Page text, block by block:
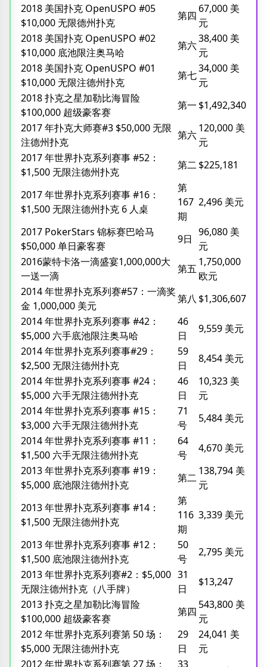
2018 美国扑克 OpenUSPO #05
$10,000 无限德州扑克
第四
67,000 美
元
2018 美国扑克 OpenUSPO #02
$10,000 底池限注奥马哈
第六
38,400 美
元
2018 美国扑克 OpenUSPO #01
$10,000 无限注德州扑克
第七
34,000 美
元
2018 扑克之星加勒比海冒险
$100,000 超级豪客赛
第一 $1,492,340
2017 年扑克大师赛#3 $50,000 无限
注德州扑克
第六
120,000 美
元
2017 年世界扑克系列赛事 #52：
$1,500 无限注德州扑克
第二$225,181
2017 年世界扑克系列赛事 #16：
$1,500 无限注德州扑克 6 人桌
第
167
期
2,496 美元
2017 PokerStars 锦标赛巴哈马
$50,000 单日豪客赛
9日
96,080 美
元
2016蒙特卡洛一滴盛宴1,000,000大
一送一滴
第五
1,750,000
欧元
2014 年世界扑克系列赛#57：一滴奖
金 1,000,000 美元
第八 $1,306,607
2014 年世界扑克系列赛事 #42：
$5,000 六手底池限注奥马哈
46
日
9,559 美元
2014 年世界扑克系列赛事#29：
$2,500 无限注德州扑克
59
日
8,454 美元
2014 年世界扑克系列赛事 #24：
$5,000 六手无限注德州扑克
46
日
10,323 美
元
2014 年世界扑克系列赛事 #15：
$3,000 六手无限注德州扑克
71
号
5,484 美元
2014 年世界扑克系列赛事 #11：
$1,500 六手无限注德州扑克
64
号
4,670 美元
2013 年世界扑克系列赛事 #19：
$5,000 底池限注德州扑克
第二
138,794 美
元
2013 年世界扑克系列赛事 #14：
$1,500 无限注德州扑克
第
116
期
3,339 美元
2013 年世界扑克系列赛事 #12：
$1,500 底池限注德州扑克
50
号
2,795 美元
2013 年世界扑克系列赛#2：$5,000
无限注德州扑克（八手牌）
31
日
$13,247
2013 扑克之星加勒比海冒险
$100,000 超级豪客赛
第四
543,800 美
元
2012 年世界扑克系列赛第 50 场：
$5,000 无限注德州扑克
29
日
24,041 美
元
2012 年世界扑克系列赛第 27 场：
33